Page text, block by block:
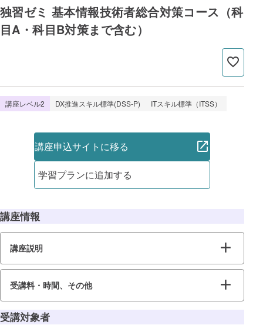
独習ゼミ 基本情報技術者総合対策コース（科
目A・科目B対策まで含む）
講座レベル2 DX推進スキル標準(DSS-P) ITスキル標準（ITSS）
講座申込サイトに移る
学習プランに追加する
講座情報
講座説明
受講料・時間、その他
受講対象者